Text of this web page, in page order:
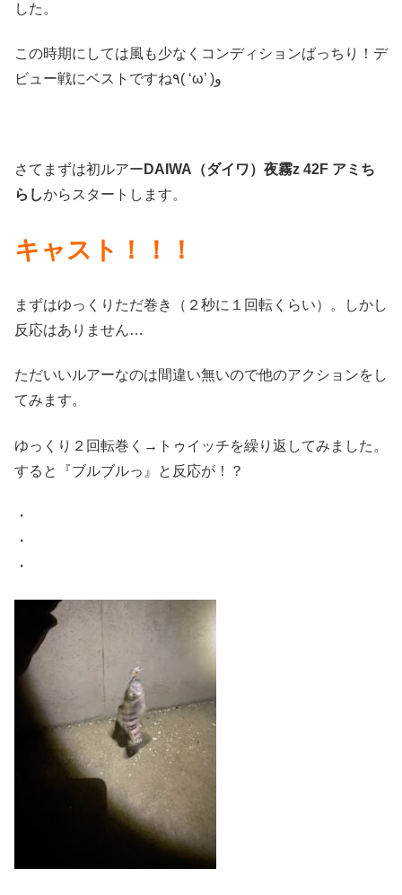
した。
この時期にしては風も少なくコンディションばっちり！デ
ビュー戦にベストですね٩( ‘ω’ )و
さてまずは初ルアー DAIWA（ダイワ）夜霧z 42F アミち
らしからスタートします。
キャスト！！！
まずはゆっくりただ巻き（２秒に１回転くらい）。しかし
反応はありません…
ただいいルアーなのは間違い無いので他のアクションをし
てみます。
ゆっくり２回転巻く→トゥイッチを繰り返してみました。
すると『ブルブルっ』と反応が！？
・
・
・